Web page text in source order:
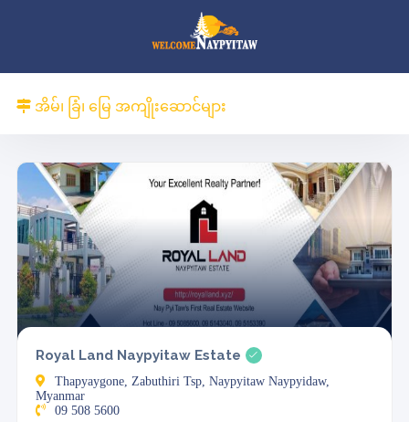
အိမ်၊ ခြံ၊ မြေ အကျိုးဆောင်များ
Royal Land Naypyitaw Estate
Thapyaygone, Zabuthiri Tsp, Naypyitaw Naypyidaw,
Myanmar
09 508 5600